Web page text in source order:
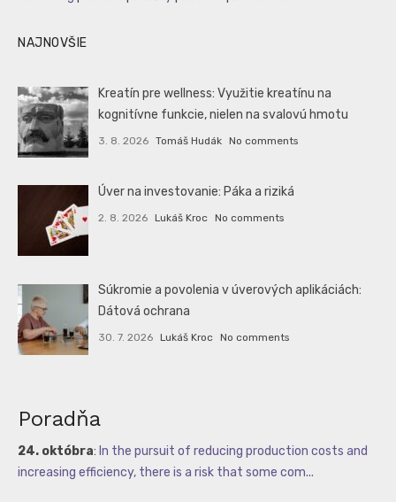
NAJNOVŠIE
Kreatín pre wellness: Využitie kreatínu na
kognitívne funkcie, nielen na svalovú hmotu
3. 8. 2026 Tomáš Hudák No comments
Úver na investovanie: Páka a riziká
2. 8. 2026 Lukáš Kroc No comments
Súkromie a povolenia v úverových aplikáciách:
Dátová ochrana
30. 7. 2026 Lukáš Kroc No comments
Poradňa
24. októbra: In the pursuit of reducing production costs and
increasing efficiency, there is a risk that some com...